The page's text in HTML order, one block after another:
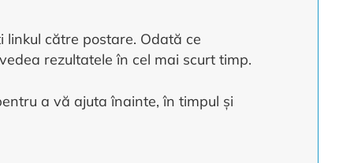
linkul către postare. Odată ce
rezultatele în cel mai scurt timp.
a vă ajuta înainte, în timpul și